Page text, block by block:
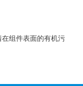
组件表面的有机污